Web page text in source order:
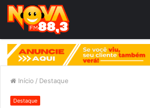
Início / Destaque
Destaque